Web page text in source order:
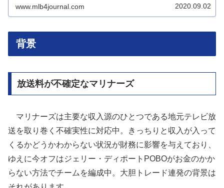
www.mlb4journal.com 2020.09.02
背景
放送料が不確定なマリナーズ
マリナーズは主要な収入源のひとつである地元テレビ放
送を取り巻く不確実性に対応中。きっちりと収入が入って
くるかどうかわからない状況が財務に影響を与えており、
ゆえに今オフはジェリー・ディポートPOBOがお金のかか
らない方法でチームを編成中。大胆トレード連発の背景は